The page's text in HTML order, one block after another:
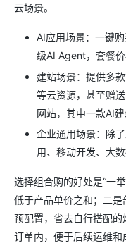
云场景。
AI应用场景：一键
级AI Agent，套餐价
建站场景：提供多
等云资源，甚至赠
网站，其中一款AI
企业通用场景：除
用、移动开发、大
选择组合购的好处是“一
低于产品单价之和；二
预配置，省去自行搭配
订单内，便于后续运维和